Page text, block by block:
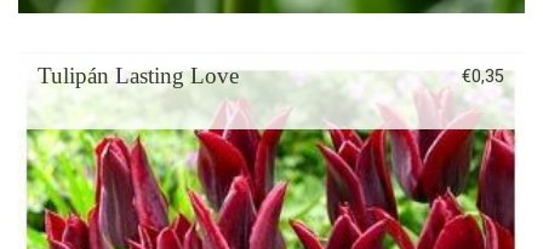
Tulipán Lasting Love €0,35